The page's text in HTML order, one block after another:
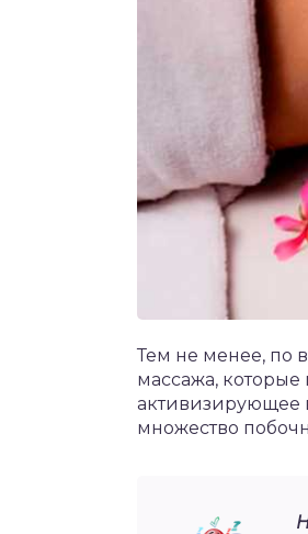
Тем не менее, по
массажа, которые
активизирующее
множество